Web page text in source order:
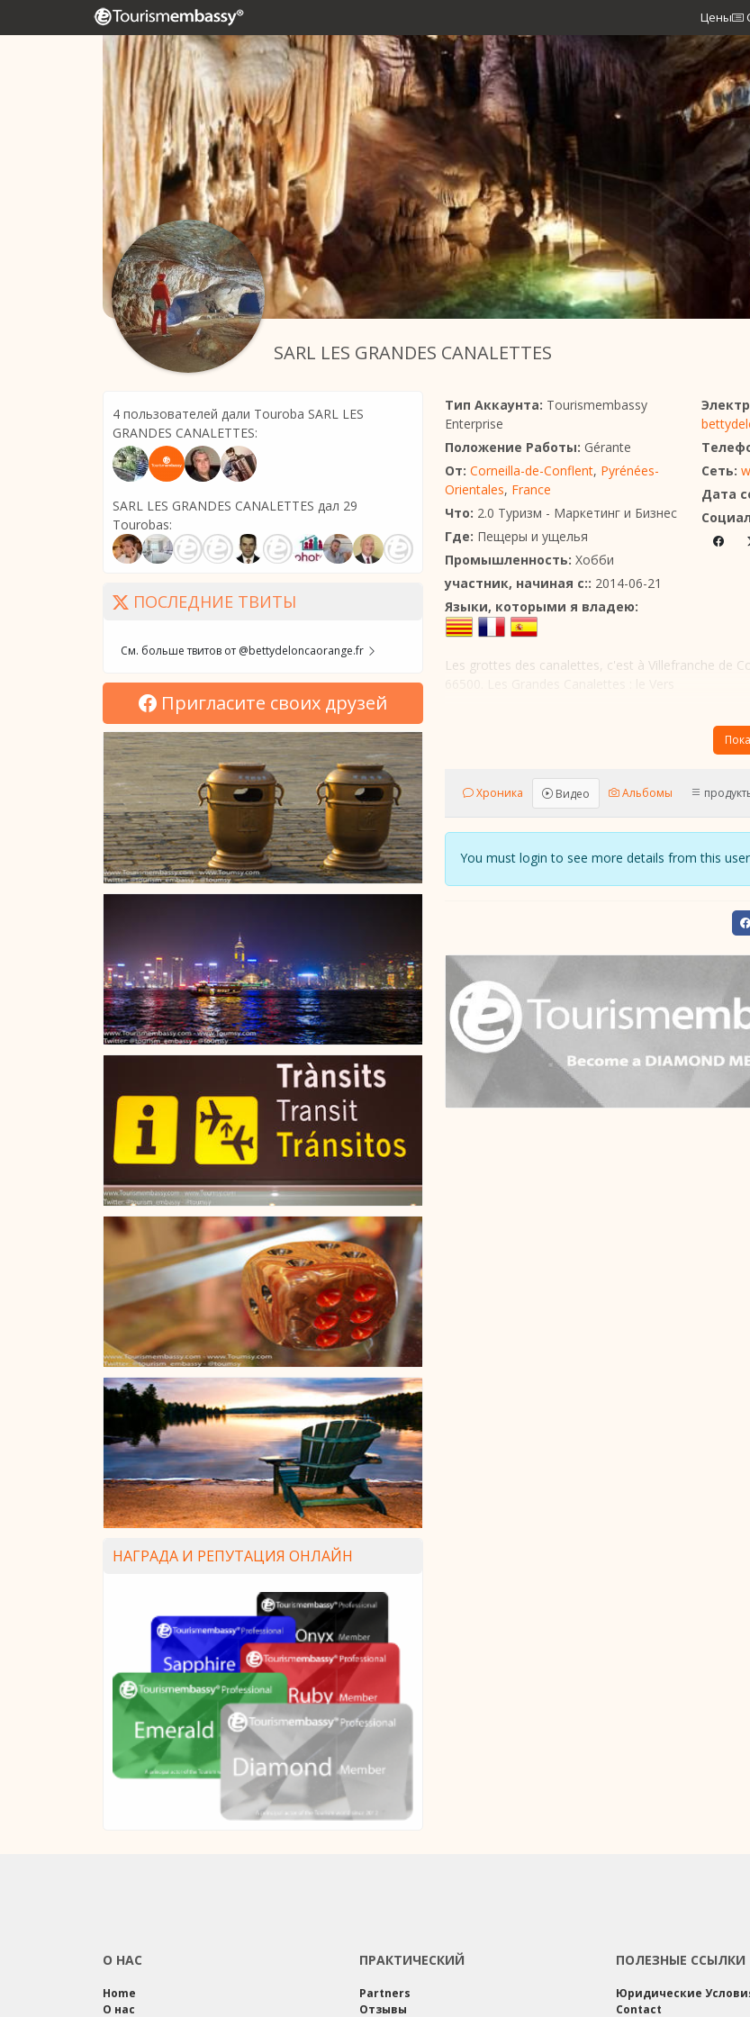
Цены
SARL LES GRANDES CANALETTES
4 пользователей дали Touroba SARL LES
GRANDES CANALETTES:
SARL LES GRANDES CANALETTES дал 29
Tourobas:
ПОСЛЕДНИЕ ТВИТЫ
См. больше твитов от @bettydeloncaorange.fr
Пригласите своих друзей
НАГРАДА И РЕПУТАЦИЯ ОНЛАЙН
Тип Аккаунта: Tourismembassy
Enterprise
Положение Работы: Gérante
От: Corneilla-de-Conflent, Pyrénées-
Orientales, France
Что: 2.0 Туризм - Маркетинг и Бизнес
Где: Пещеры и ущелья
Промышленность: Хобби
участник, начиная с:: 2014-06-21
Сеть:
Дата
Языки, которыми я владею:
Les grottes des canalettes, c'est à Villefranche de
Хроника Видео Альбомы
You must login to see more details from this
О НАС
Home
О нас
ПРАКТИЧЕСКИЙ
Partners
Отзывы
ПОЛЕЗНЫЕ ССЫЛКИ
Юридические
Contact